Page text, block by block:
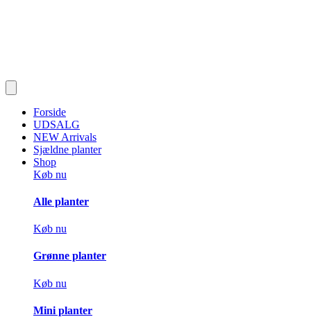
Forside
UDSALG
NEW Arrivals
Sjældne planter
Shop
Køb nu
Alle planter
Køb nu
Grønne planter
Køb nu
Mini planter